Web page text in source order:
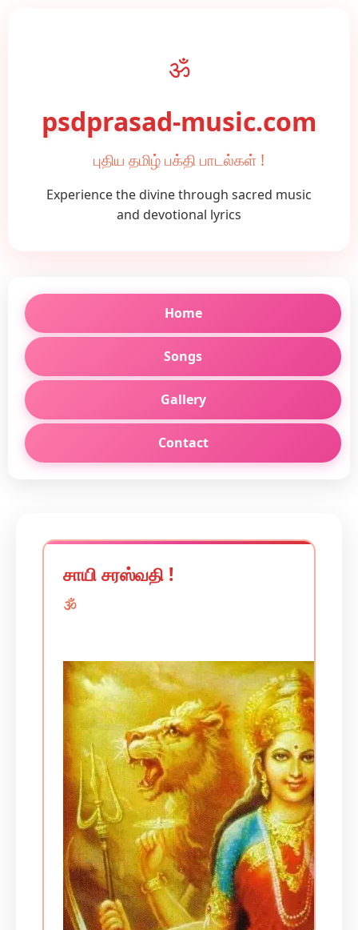
ॐ
psdprasad-music.com
புதிய தமிழ் பக்தி பாடல்கள் !
Experience the divine through sacred music
and devotional lyrics
Home
Songs
Gallery
Contact
சாயி சரஸ்வதி !
🕉️